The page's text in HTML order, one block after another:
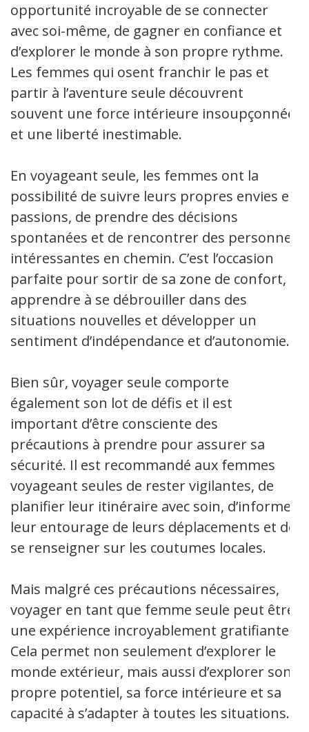
opportunité incroyable de se connecter
avec soi-même, de gagner en confiance et
d’explorer le monde à son propre rythme.
Les femmes qui osent franchir le pas et
partir à l’aventure seule découvrent
souvent une force intérieure insoupçonnée
et une liberté inestimable.
En voyageant seule, les femmes ont la
possibilité de suivre leurs propres envies et
passions, de prendre des décisions
spontanées et de rencontrer des personnes
intéressantes en chemin. C’est l’occasion
parfaite pour sortir de sa zone de confort,
apprendre à se débrouiller dans des
situations nouvelles et développer un
sentiment d’indépendance et d’autonomie.
Bien sûr, voyager seule comporte
également son lot de défis et il est
important d’être consciente des
précautions à prendre pour assurer sa
sécurité. Il est recommandé aux femmes
voyageant seules de rester vigilantes, de
planifier leur itinéraire avec soin, d’informer
leur entourage de leurs déplacements et de
se renseigner sur les coutumes locales.
Mais malgré ces précautions nécessaires,
voyager en tant que femme seule peut être
une expérience incroyablement gratifiante.
Cela permet non seulement d’explorer le
monde extérieur, mais aussi d’explorer son
propre potentiel, sa force intérieure et sa
capacité à s’adapter à toutes les situations.